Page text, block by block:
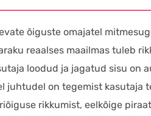
õiguste omajatel
reaalses maailmas tuleb
loodud ja jagatud sisu on
juhtudel on tegemist kasutaja
rikkumist, eelkõige